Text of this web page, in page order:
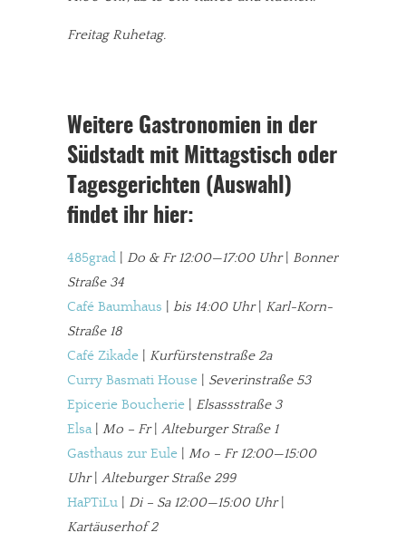
Freitag Ruhetag.
Weitere Gastronomien in der
Südstadt mit Mittagstisch oder
Tagesgerichten (Auswahl)
findet ihr hier:
485grad Do & Fr 12:00—17:00 Uhr
Bonner
Straße 34
Café Baumhaus
bis 14:00 Uhr| Karl-Korn-
Straße 18
Café Zikade
Kurfürstenstraße 2a
Curry Basmati House
Severinstraße 53
Epicerie Boucherie
Elsassstraße 3
Elsa| Mo – Fr| Alteburger Straße 1
Gasthaus zur Eule
Mo – Fr 12:00—15:00
Uhr| Alteburger Straße 299
HaPTiLu
Di – Sa 12:00—15:00 Uhr|
Kartäuserhof 2